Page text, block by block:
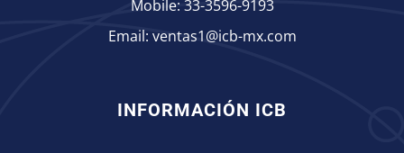
Mobile: 33-3596-9193
Email: ventas1@icb-mx.com
INFORMACIÓN ICB